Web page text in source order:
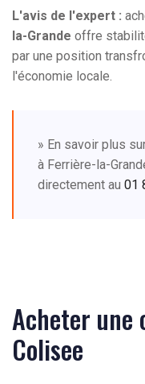
L'avis de l'expert :
la-Grande offre
par une position
l'économie locale.
» En savoir plus
à Ferrière-la-
directement au 01
Acheter une
Colisee